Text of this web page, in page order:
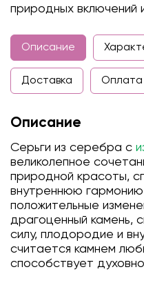
природных включений
Описание
Доставка Оплата
Описание
Серьги из серебра с
великолепное
природной красоты,
внутреннюю гармонию
положительные
драгоценный камень,
силу, плодородие и
считается камнем
способствует